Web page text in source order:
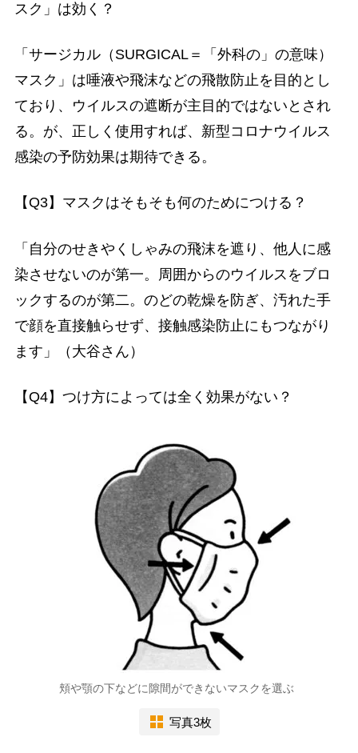
スク」は効く？
「サージカル（SURGICAL＝「外科の」の意味）
マスク」は唾液や飛沫などの飛散防止を目的とし
ており、ウイルスの遮断が主目的ではないとされ
る。が、正しく使用すれば、新型コロナウイルス
感染の予防効果は期待できる。
【Q3】マスクはそもそも何のためにつける？
「自分のせきやくしゃみの飛沫を遮り、他人に感
染させないのが第一。周囲からのウイルスをブロ
ックするのが第二。のどの乾燥を防ぎ、汚れた手
で顔を直接触らせず、接触感染防止にもつながり
ます」（大谷さん）
【Q4】つけ方によっては全く効果がない？
頬や顎の下などに隙間ができないマスクを選ぶ
写真3枚